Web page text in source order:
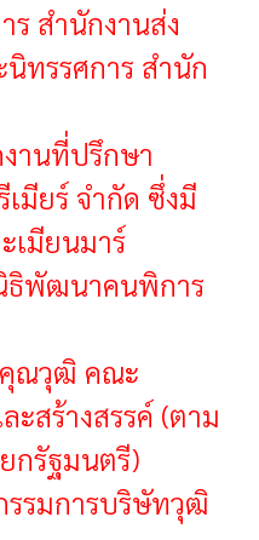
ร สำนักงานส่ง
ทรรศการ สำนัก
านที่ปรึกษา
มียร์ จำกัด ซึ่งมี
เมียนมาร์
ธิพัฒนาคนพิการ
คุณวุฒิ คณะ
สร้างสรรค์ (ตาม
กรัฐมนตรี)
รมการบริษัทวุฒิ